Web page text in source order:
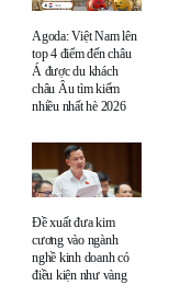
Agoda: Việt Nam lên
top 4 điểm đến châu
Á được du khách
châu Âu tìm kiếm
nhiều nhất hè 2026
Đề xuất đưa kim
cương vào ngành
nghề kinh doanh có
điều kiện như vàng